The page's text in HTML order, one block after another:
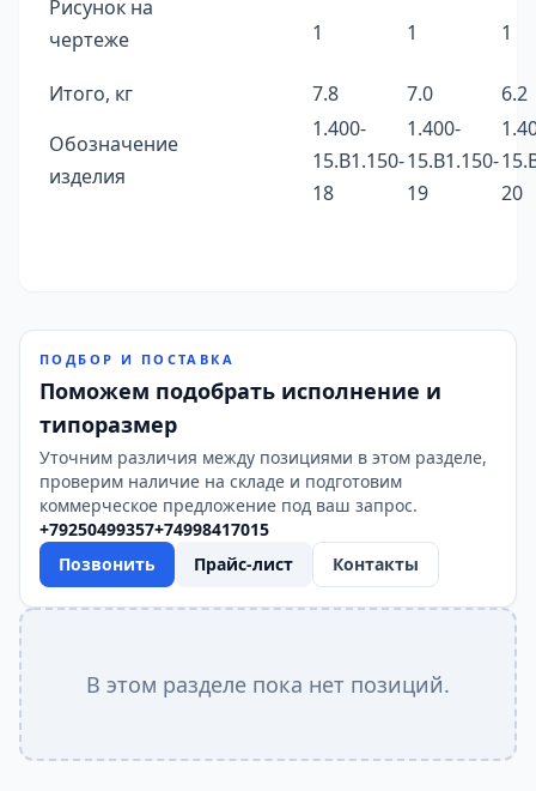
Рисунок на
чертеже
1 1 1
Итого, кг 7.8 7.0
6.2
Обозначение
изделия
1.400-
15.B1.150-
18
1.400-
15.B1.150-
19
20
ПОДБОР И ПОСТАВКА
Поможем подобрать исполнение и
типоразмер
Уточним различия между позициями в этом разделе,
проверим наличие на складе и подготовим
коммерческое предложение под ваш запрос.
+79250499357+74998417015
Позвонить
Прайс-лист Контакты
В этом разделе пока нет позиций.